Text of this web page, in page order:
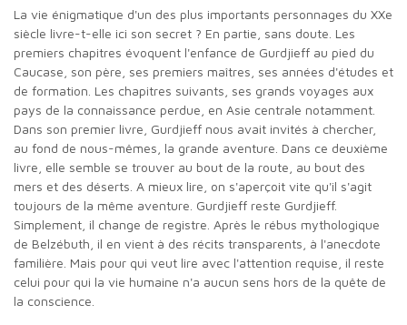
La vie énigmatique d'un des plus importants personnages du XXe
siècle livre-t-elle ici son secret ? En partie, sans doute. Les
premiers chapitres évoquent l'enfance de Gurdjieff au pied du
Caucase, son père, ses premiers maîtres, ses années d'études et
de formation. Les chapitres suivants, ses grands voyages aux
pays de la connaissance perdue, en Asie centrale notamment.
Dans son premier livre, Gurdjieff nous avait invités à chercher,
au fond de nous-mêmes, la grande aventure. Dans ce deuxième
livre, elle semble se trouver au bout de la route, au bout des
mers et des déserts. A mieux lire, on s'aperçoit vite qu'il s'agit
toujours de la même aventure. Gurdjieff reste Gurdjieff.
Simplement, il change de registre. Après le rébus mythologique
de Belzébuth, il en vient à des récits transparents, à l'anecdote
familière. Mais pour qui veut lire avec l'attention requise, il reste
celui pour qui la vie humaine n'a aucun sens hors de la quête de
la conscience.